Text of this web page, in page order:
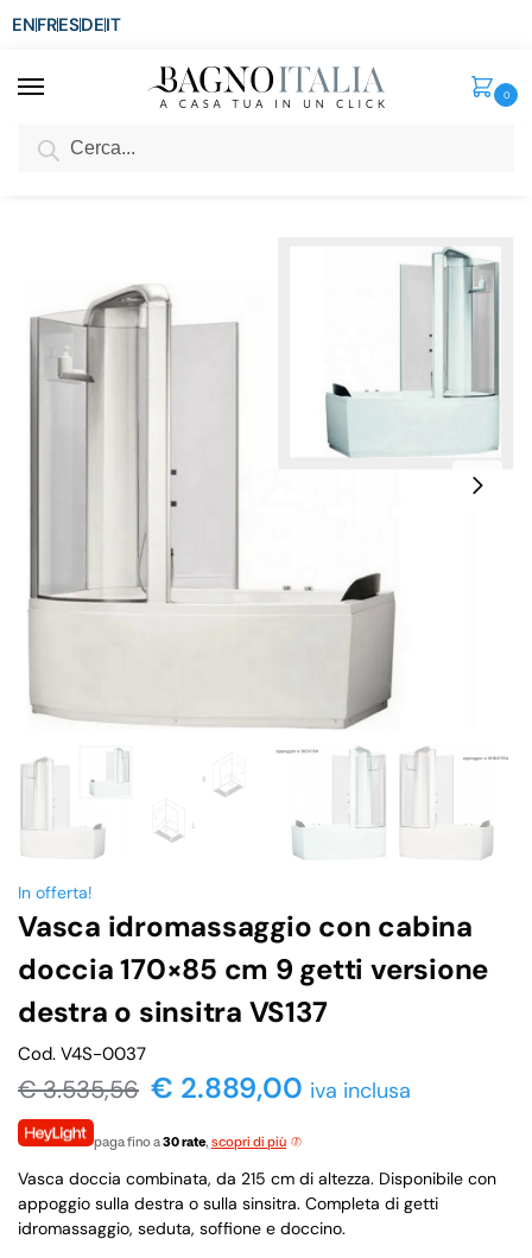
ENFRESDEIT
0
SCONTO del 3%
In offerta!
Vasca idromassaggio con cabina
doccia 170×85 cm 9 getti versione
destra o sinsitra VS137
Cod. V4S-0037
€3.535,56 € 2.889,00 iva inclusa
paga fino a30 rate, scopri di più
Vasca doccia combinata, da 215 cm di altezza. Disponibile con
appoggio sulla destra o sulla sinsitra. Completa di getti
idromassaggio, seduta, soffione e doccino.